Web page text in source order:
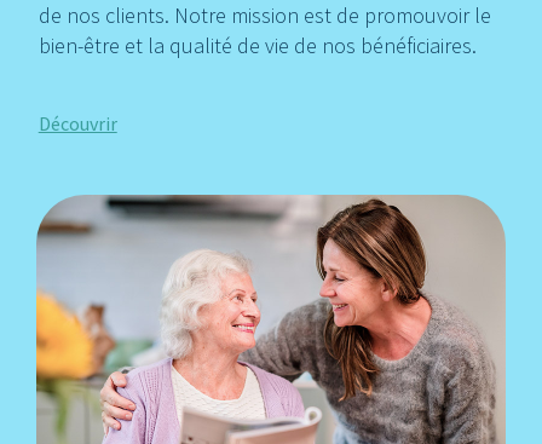
de nos clients. Notre mission est de promouvoir le
bien-être et la qualité de vie de nos bénéficiaires.
Découvrir